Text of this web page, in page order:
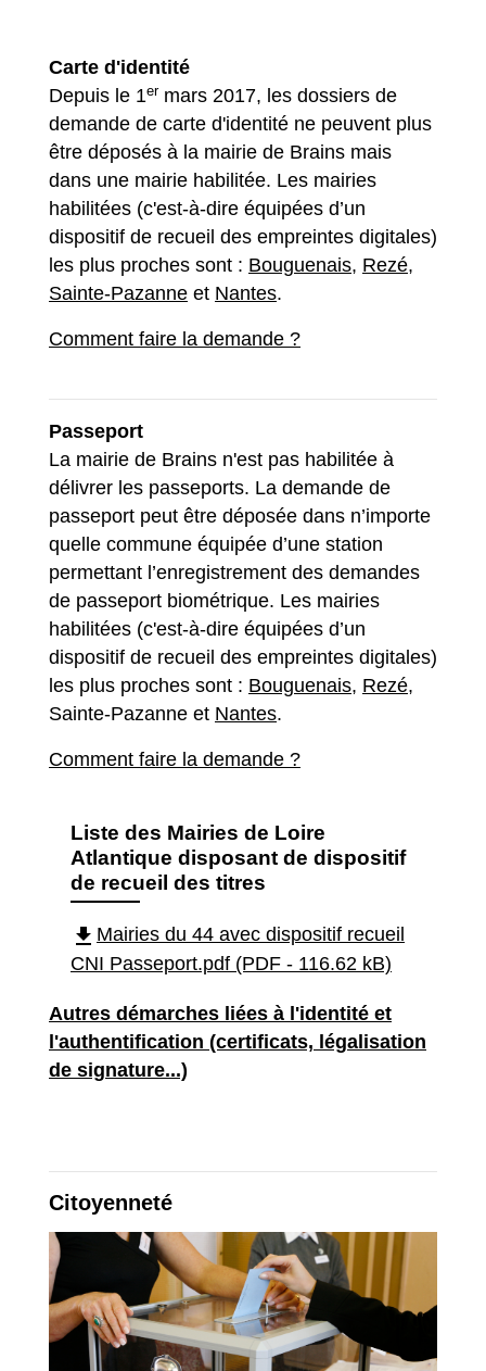
Carte d'identité
Depuis le 1ermars 2017, les dossiers de
demande de carte d'identité ne peuvent plus
être déposés à la mairie de Brains mais
dans une mairie habilitée. Les mairies
habilitées (c'est-à-dire équipées d’un
dispositif de recueil des empreintes digitales)
les plus proches sont : Bouguenais, Rezé,
Sainte-Pazanne et Nantes.
Comment faire la demande ?
Passeport
La mairie de Brains n'est pas habilitée à
délivrer les passeports. La demande de
passeport peut être déposée dans n’importe
quelle commune équipée d’une station
permettant l’enregistrement des demandes
de passeport biométrique. Les mairies
habilitées (c'est-à-dire équipées d’un
dispositif de recueil des empreintes digitales)
les plus proches sont : Bouguenais, Rezé,
Sainte-Pazanne et Nantes.
Comment faire la demande ?
Liste des Mairies de Loire
Atlantique disposant de dispositif
de recueil des titres
file_download Mairies du 44 avec dispositif recueil
CNI Passeport.pdf (PDF - 116.62 kB)
Autres démarches liées à l'identité et
l'authentification (certificats, légalisation
de signature...)
Citoyenneté